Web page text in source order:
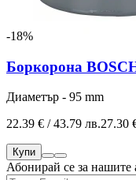
-18%
Боркорона
Диаметър - 95 mm
22.39 € / 43.79 лв.27.30
Купи
Абонирай се за нашите